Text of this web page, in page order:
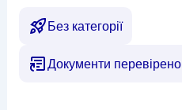
Без категорії
Документи перевірено